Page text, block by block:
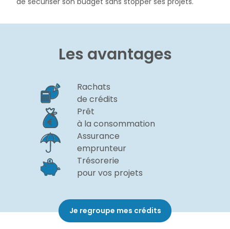
Les avantages
Rachats
de crédits
Prêt
à la consommation
Assurance
emprunteur
Trésorerie
pour vos projets
Je regroupe mes crédits